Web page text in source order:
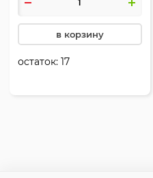
в корзину
остаток:17